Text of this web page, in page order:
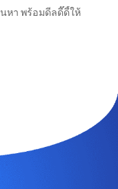
หา พร้อมดีลดี๊ดี้ให้